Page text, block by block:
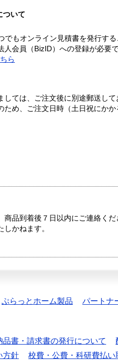
ついて
もオンライン見積書を発行する
会員（BizID）への登録が必要で
ら
ては、ご注文後に別途郵送して
ため、ご注文日時（土日祝にか
商品到着後７日以内にご連絡く
かねます。
ぷらっとホーム製品 パートナ
品書・請求書の発行について
方針 校費・公費・科研費払い